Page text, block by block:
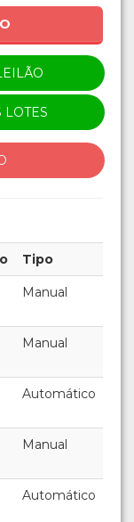
LOTES
Tipo
Manual
Manual
Automático
Manual
Automático